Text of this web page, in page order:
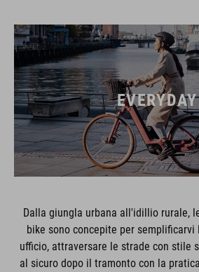
EVERYDAY
Dalla giungla urbana all'idillio rurale,
bike sono concepite per
ufficio, attraversare le strade con stile
al sicuro dopo il tramonto con la